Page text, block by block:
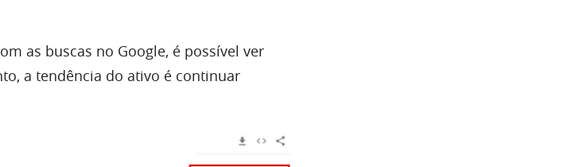
as buscas no Google, é possível ver
a tendência do ativo é continuar